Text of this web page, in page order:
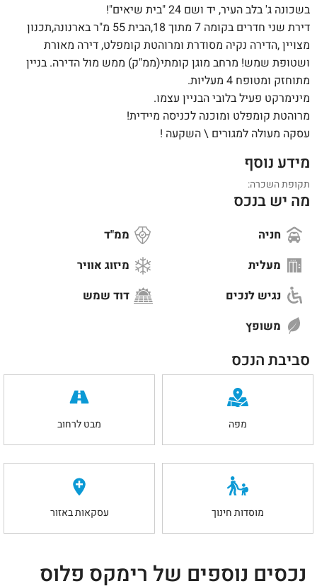
בשכונה ג' בלב העיר, יד ושם 24 "בית שיאים"!
דירת שני חדרים בקומה 7 מתוך 18,הבית 55 מ"ר בארנונה,תכנון
מצויין ,הדירה נקיה מסודרת ומרוהטת קומפלט, דירה מאורת
ושטופת שמש! מרחב מוגן קומתי(ממ"ק) ממש מול הדירה. בניין
מתוחזק ומטופח 4 מעליות.
מינימרקט פעיל בלובי הבניין עצמו.
מרוהטת קומפלט ומוכנה לכניסה מיידית!
עסקה מעולה למגורים \ השקעה !
מידע נוסף
תקופת השכרה:
מה יש בנכס
חניה
ממ"ד
מעלית
מיזוג אוויר
נגיש לנכים
דוד שמש
משופץ
סביבת הנכס
מפה מבט לרחוב
מוסדות חינוך עסקאות באזור
נכסים נוספים של רימקס פלוס